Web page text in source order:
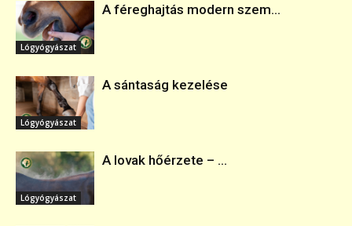
Lógyógyászat
A féreghajtás modern szem...
Lógyógyászat
A sántaság kezelése
Lógyógyászat
A lovak hőérzete – ...